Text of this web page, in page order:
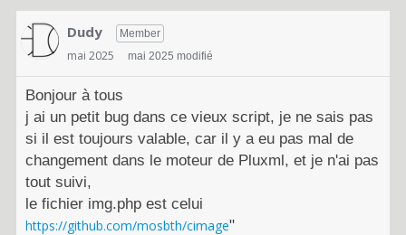
u
Activité Dudy Member
mai 2025 mai 2025 modifié
Bonjour à tous
j ai un petit bug dans ce vieux script, je ne sais pas
si il est toujours valable, car il y a eu pas mal de
changement dans le moteur de Pluxml, et je n'ai pas
tout suivi,
le fichier img.php est celui
https://github.com/mosbth/cimage"